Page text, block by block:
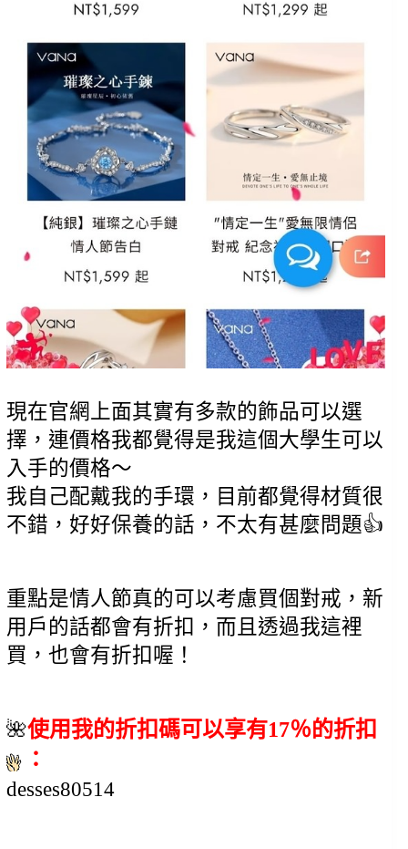
現在官網上面其實有多款的飾品可以選
擇，連價格我都覺得是我這個大學生可以
入手的價格～
我自己配戴我的手環，目前都覺得材質很
不錯，好好保養的話，不太有甚麼問題👍
重點是情人節真的可以考慮買個對戒，新
用戶的話都會有折扣，而且透過我這裡
買，也會有折扣喔！
🌺使用我的折扣碼可以享有17％的折扣
：
desses80514